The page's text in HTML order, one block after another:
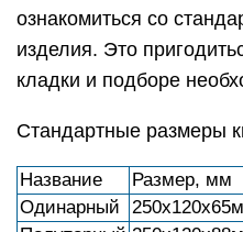
ознакомиться со
изделия. Это
кладки и подборе
Стандартные размеры
Название
Размер, мм
Одинарный